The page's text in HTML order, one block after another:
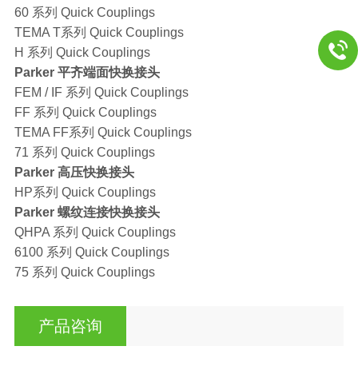
60 系列 Quick Couplings
TEMA T系列 Quick Couplings
H 系列 Quick Couplings
Parker 平齐端面快换接头
FEM / IF 系列 Quick Couplings
FF 系列 Quick Couplings
TEMA FF系列 Quick Couplings
71 系列 Quick Couplings
Parker 高压快换接头
HP系列 Quick Couplings
Parker 螺纹连接快换接头
QHPA 系列 Quick Couplings
6100 系列 Quick Couplings
75 系列 Quick Couplings
产品咨询